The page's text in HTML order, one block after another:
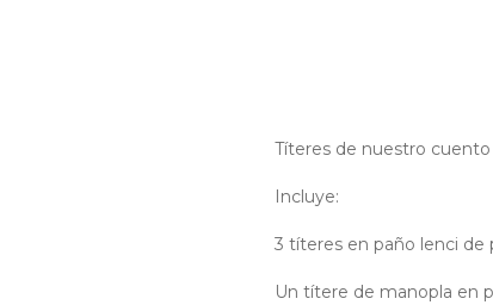
Títeres de nuestro cuento
Incluye:
3 títeres en paño lenci de
Un títere de manopla en